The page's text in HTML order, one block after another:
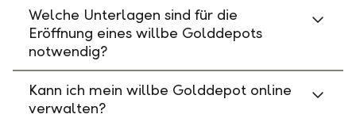
Welche Unterlagen sind für die
Eröffnung eines willbe Golddepots
notwendig?
Kann ich mein willbe Golddepot online
verwalten?